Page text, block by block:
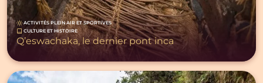
ACTIVITÉS PLEIN AIR ET SPORTIVES
CULTURE ET HISTOIRE
Q’eswachaka, le dernier pont inca